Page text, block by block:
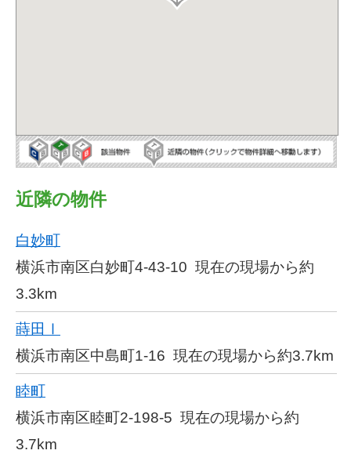
近隣の物件
白妙町
横浜市南区白妙町4-43-10 現在の現場から約
3.3km
蒔田Ⅰ
横浜市南区中島町1-16 現在の現場から約3.7km
睦町
横浜市南区睦町2-198-5 現在の現場から約
3.7km